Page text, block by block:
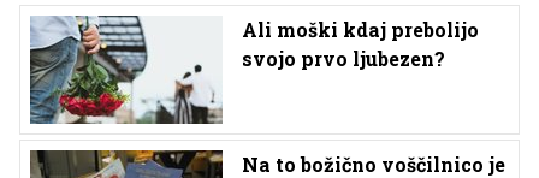
Ali moški kdaj prebolijo
svojo prvo ljubezen?
Na to božično voščilnico je